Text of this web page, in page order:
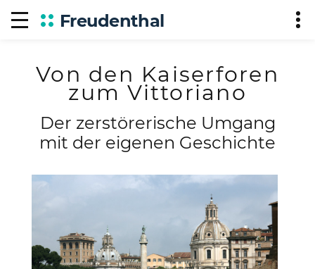
Freudenthal
Von den Kaiserforen
zum Vittoriano
Der zerstörerische Umgang
mit der eigenen Geschichte